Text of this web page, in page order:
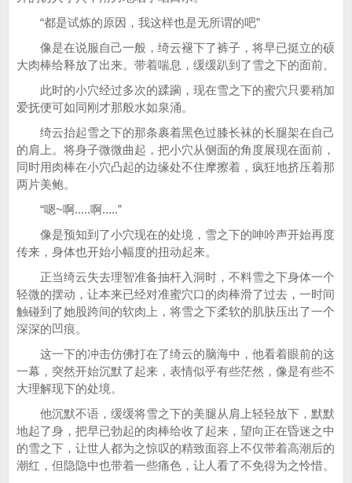
“都是试炼的原因，我这样也是无所谓的吧”
像是在说服自己一般，绮云褪下了裤子，将早已挺立的硕
大肉棒给释放了出来。带着喘息，缓缓趴到了雪之下的面前。
此时的小穴经过多次的蹂躏，现在雪之下的蜜穴只要稍加
爱抚便可如同刚才那般水如泉涌。
绮云抬起雪之下的那条裹着黑色过膝长袜的长腿架在自己
的肩上。将身子微微曲起，把小穴从侧面的角度展现在面前，
同时用肉棒在小穴凸起的边缘处不住摩擦着，疯狂地挤压着那
两片美鲍。
“嗯~啊.....啊.....”
像是预知到了小穴现在的处境，雪之下的呻吟声开始再度
传来，身体也开始小幅度的扭动起来。
正当绮云失去理智准备抽杆入洞时，不料雪之下身体一个
轻微的摆动，让本来已经对准蜜穴口的肉棒滑了过去，一时间
触碰到了她股跨间的软肉上，将雪之下柔软的肌肤压出了一个
深深的凹痕。
这一下的冲击仿佛打在了绮云的脑海中，他看着眼前的这
一幕，突然开始沉默了起来，表情似乎有些茫然，像是有些不
大理解现下的处境。
他沉默不语，缓缓将雪之下的美腿从肩上轻轻放下，默默
地起了身，把早已勃起的肉棒给收了起来，望向正在昏迷之中
的雪之下，让世人都为之惊叹的精致面容上不仅带着高潮后的
潮红，但隐隐中也带着一些痛色，让人看了不免得为之怜惜。